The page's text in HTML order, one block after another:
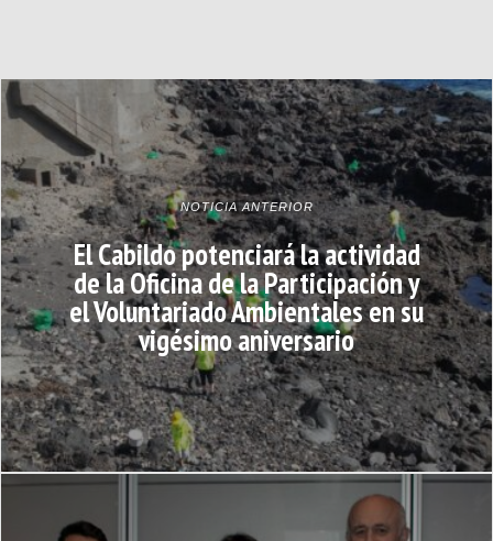
NOTICIA ANTERIOR
El Cabildo potenciará la actividad
de la Oficina de la Participación y
el Voluntariado Ambientales en su
vigésimo aniversario